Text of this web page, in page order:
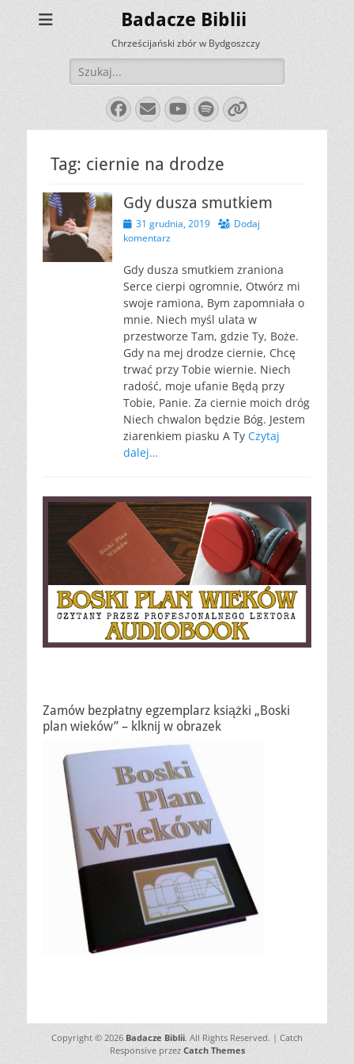
Badacze Biblii
Chrześcijański zbór w Bydgoszczy
Szukaj:
Facebook
E-
mail
YouTube
Spotify
Link
Tag: ciernie na drodze
Gdy dusza smutkiem
Opublikowano
31 grudnia, 2019
Dodaj
komentarz
Gdy dusza smutkiem zraniona
Serce cierpi ogromnie, Otwórz mi
swoje ramiona, Bym zapomniała o
mnie. Niech myśl ulata w
przestworze Tam, gdzie Ty, Boże.
Gdy na mej drodze ciernie, Chcę
trwać przy Tobie wiernie. Niech
radość, moje ufanie Będą przy
Tobie, Panie. Za ciernie moich dróg
Niech chwalon będzie Bóg. Jestem
ziarenkiem piasku A Ty Czytaj
dalej…
Zamów bezpłatny egzemplarz książki „Boski
plan wieków” – klknij w obrazek
Copyright © 2026 Badacze Biblii. All Rights Reserved. | Catch
Responsive przez Catch Themes